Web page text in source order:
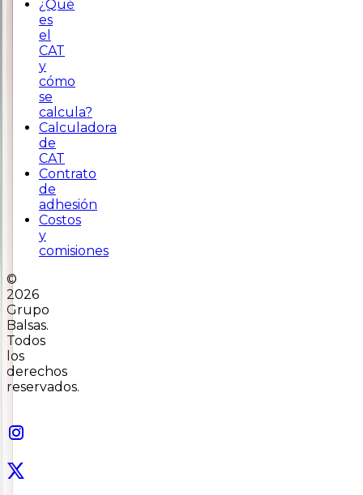
¿Qué
es
el
CAT
y
cómo
se
calcula?
Calculadora
de
CAT
Contrato
de
adhesión
Costos
y
comisiones
©
2026
Grupo
Balsas.
Todos
los
derechos
reservados.